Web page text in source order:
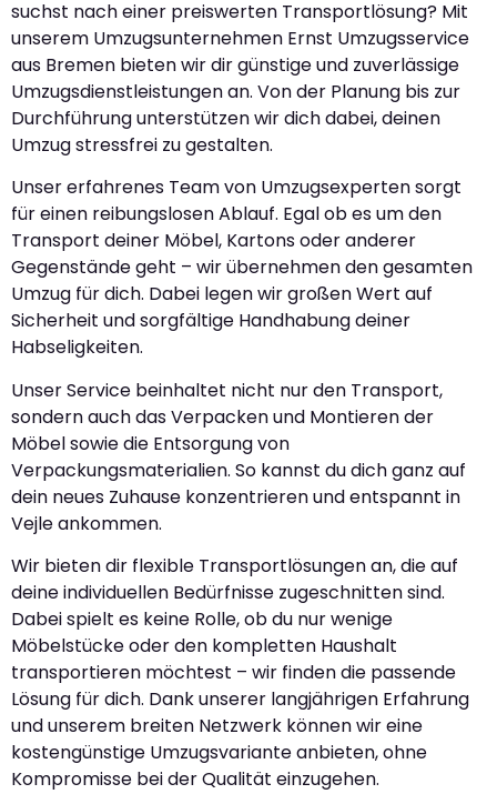
suchst nach einer preiswerten Transportlösung? Mit
unserem Umzugsunternehmen Ernst Umzugsservice
aus Bremen bieten wir dir günstige und zuverlässige
Umzugsdienstleistungen an. Von der Planung bis zur
Durchführung unterstützen wir dich dabei, deinen
Umzug stressfrei zu gestalten.
Unser erfahrenes Team von Umzugsexperten sorgt
für einen reibungslosen Ablauf. Egal ob es um den
Transport deiner Möbel, Kartons oder anderer
Gegenstände geht – wir übernehmen den gesamten
Umzug für dich. Dabei legen wir großen Wert auf
Sicherheit und sorgfältige Handhabung deiner
Habseligkeiten.
Unser Service beinhaltet nicht nur den Transport,
sondern auch das Verpacken und Montieren der
Möbel sowie die Entsorgung von
Verpackungsmaterialien. So kannst du dich ganz auf
dein neues Zuhause konzentrieren und entspannt in
Vejle ankommen.
Wir bieten dir flexible Transportlösungen an, die auf
deine individuellen Bedürfnisse zugeschnitten sind.
Dabei spielt es keine Rolle, ob du nur wenige
Möbelstücke oder den kompletten Haushalt
transportieren möchtest – wir finden die passende
Lösung für dich. Dank unserer langjährigen Erfahrung
und unserem breiten Netzwerk können wir eine
kostengünstige Umzugsvariante anbieten, ohne
Kompromisse bei der Qualität einzugehen.